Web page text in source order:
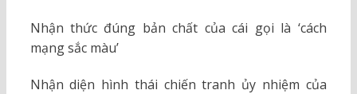
Nhận thức đúng bản chất của cái gọi là ‘cách
mạng sắc màu’
Nhận diện hình thái chiến tranh ủy nhiệm của